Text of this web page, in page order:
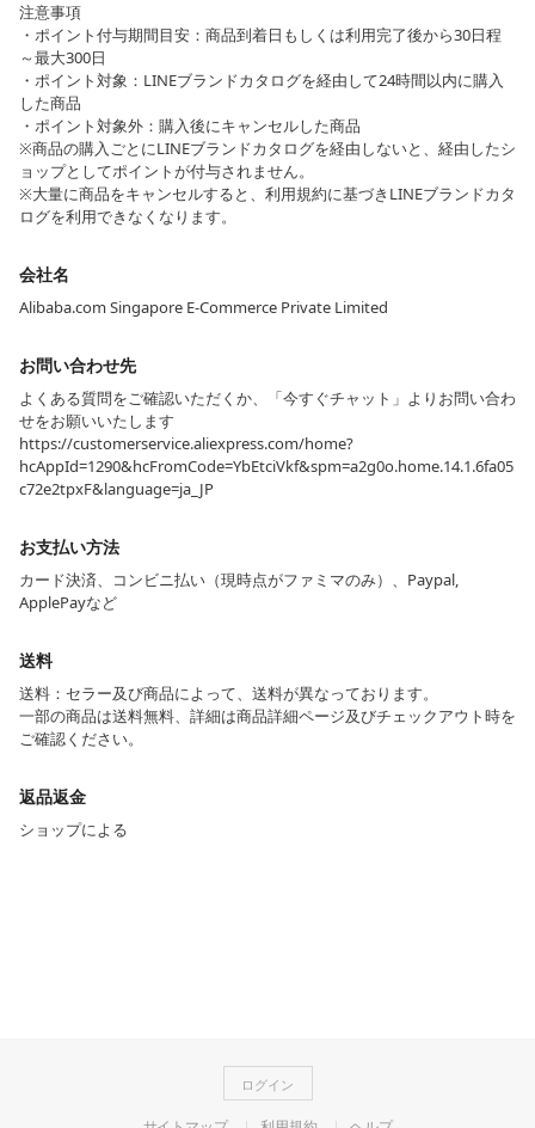
注意事項
・ポイント付与期間目安：商品到着日もしくは利用完了後から30日程
～最大300日
・ポイント対象：LINEブランドカタログを経由して24時間以内に購入
した商品
・ポイント対象外：購入後にキャンセルした商品
※商品の購入ごとにLINEブランドカタログを経由しないと、経由したシ
ョップとしてポイントが付与されません。
※大量に商品をキャンセルすると、利用規約に基づきLINEブランドカタ
ログを利用できなくなります。
会社名
Alibaba.com Singapore E-Commerce Private Limited
お問い合わせ先
よくある質問をご確認いただくか、「今すぐチャット」よりお問い合わ
せをお願いいたします
https://customerservice.aliexpress.com/home?
hcAppId=1290&hcFromCode=YbEtciVkf&spm=a2g0o.home.14.1.6fa05
c72e2tpxF&language=ja_JP
お支払い方法
カード決済、コンビニ払い（現時点がファミマのみ）、Paypal,
ApplePayなど
送料
送料：セラー及び商品によって、送料が異なっております。
一部の商品は送料無料、詳細は商品詳細ページ及びチェックアウト時を
ご確認ください。
返品返金
ショップによる
ログイン